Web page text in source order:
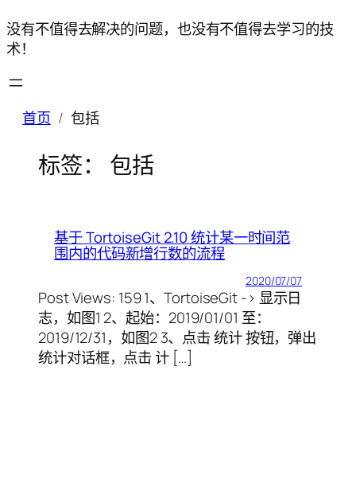
没有不值得去解决的问题，也没有不值得去学习的技
术！
首页 包括
标签： 包括
基于 TortoiseGit 2.10 统计某一时间范
围内的代码新增行数的流程
2020/07/07
Post Views: 159 1、TortoiseGit -> 显示日
志，如图1 2、起始：2019/01/01 至：
2019/12/31，如图2 3、点击 统计 按钮，弹出
统计对话框，点击 计 […]